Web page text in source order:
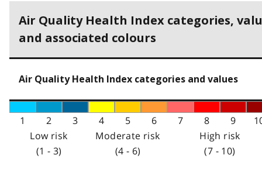
Air Quality Health Index categories,
and associated colours
Air Quality Health Index categories and values
1 2 3 4 5 6 7 8 9
Low risk
(1 - 3)
Moderate risk
(4 - 6)
High risk
(7 - 10)